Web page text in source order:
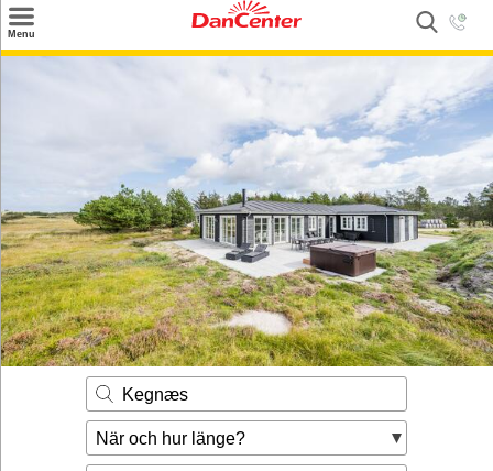
Menu
Service
Kontakt
Husägare
Kegnæs
När och hur länge?